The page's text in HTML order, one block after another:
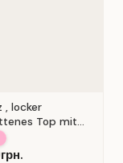
, locker
Top mit